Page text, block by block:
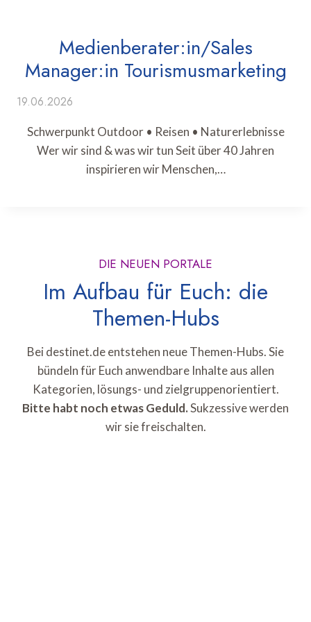
Medienberater:in/Sales
Manager:in Tourismusmarketing
19.06.2026
Schwerpunkt Outdoor • Reisen • Naturerlebnisse
Wer wir sind & was wir tun Seit über 40 Jahren
inspirieren wir Menschen,…
DIE NEUEN PORTALE
Im Aufbau für Euch: die
Themen-Hubs
Bei destinet.de entstehen neue Themen-Hubs. Sie
bündeln für Euch anwendbare Inhalte aus allen
Kategorien, lösungs- und zielgruppenorientiert.
Bitte habt noch etwas Geduld.Sukzessive werden
wir sie freischalten.